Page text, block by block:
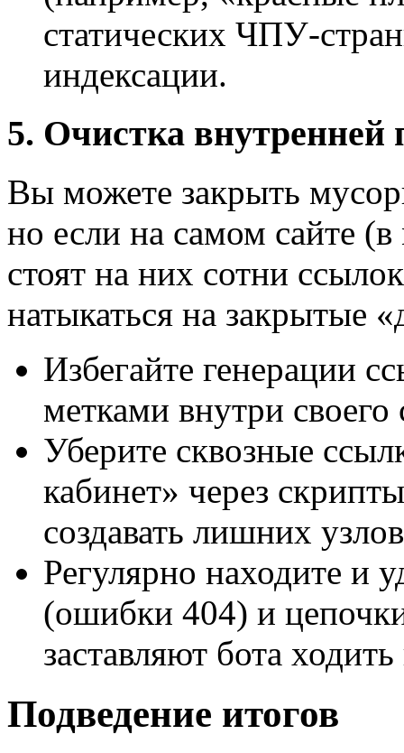
статических ЧПУ-
индексации.
5. Очистка внутренней
Вы можете закрыть
но если на самом сайте
стоят на них сотни
натыкаться на закрытые
Избегайте генерации
метками внутри своего
Уберите сквозные
кабинет» через
создавать лишних
Регулярно находите и
(ошибки 404) и
заставляют бота
Подведение итогов